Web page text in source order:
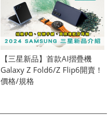
【三星新品】首款AI摺疊機
Galaxy Z Fold6/Z Flip6開賣！
價格/規格